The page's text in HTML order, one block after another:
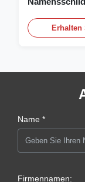
Erhalten
Name *
Firmennamen: